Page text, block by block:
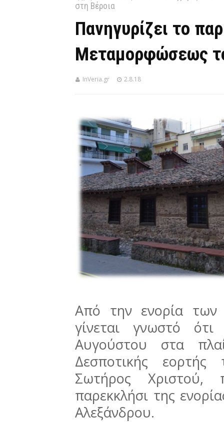
στη Βέροια
Πανηγυρίζει το
Μεταμορφώσεως
InVeria.gr 2.8.18
Από την ενορία των
γίνεται γνωστό
Αυγούστου στα
Δεσποτικής
Σωτήρος Χριστού,
παρεκκλήσι της
Αλεξάνδρου.